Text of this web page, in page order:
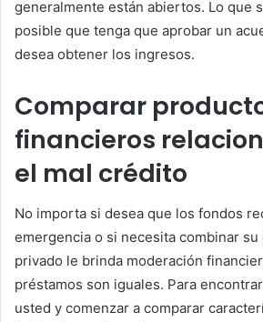
generalmente están abiertos. Lo que
posible que tenga que aprobar un
desea obtener los ingresos.
Comparar
financieros
el mal crédito
No importa si desea que los fondos
emergencia o si necesita combinar su
privado le brinda moderación
préstamos son iguales. Para
usted y comenzar a comparar